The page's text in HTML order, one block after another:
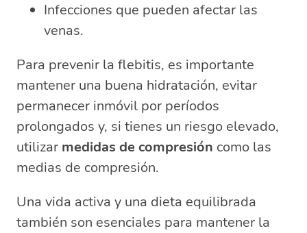
Infecciones que pueden afectar las
venas.
Para prevenir la flebitis, es importante
mantener una buena hidratación, evitar
permanecer inmóvil por períodos
prolongados y, si tienes un riesgo elevado,
utilizar medidas de compresión como las
medias de compresión.
Una vida activa y una dieta equilibrada
también son esenciales para mantener la